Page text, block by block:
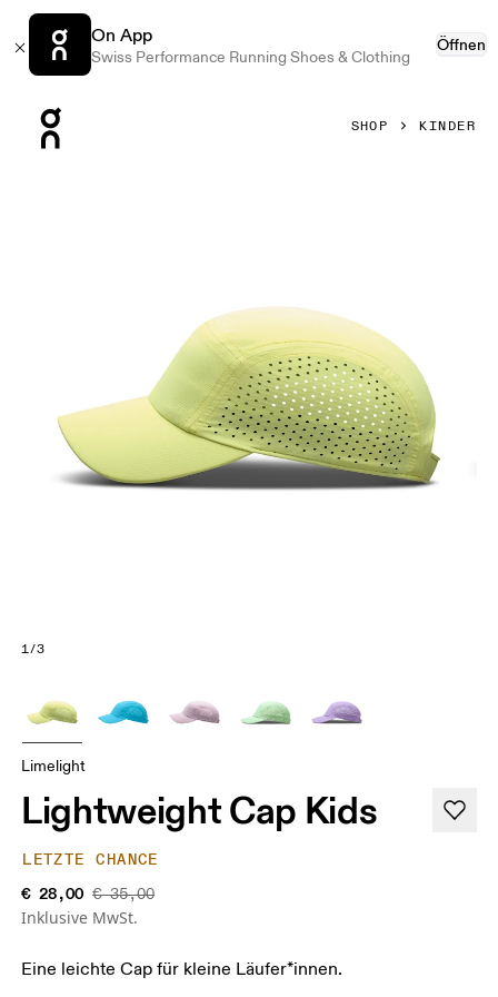
On App
Swiss Performance Running Shoes & Clothing
Öffnen
SHOP KINDER
1/3
Limelight
Lightweight Cap Kids
LETZTE CHANCE
€ 28,00 € 35,00
Inklusive MwSt.
Eine leichte Cap für kleine Läufer*innen.